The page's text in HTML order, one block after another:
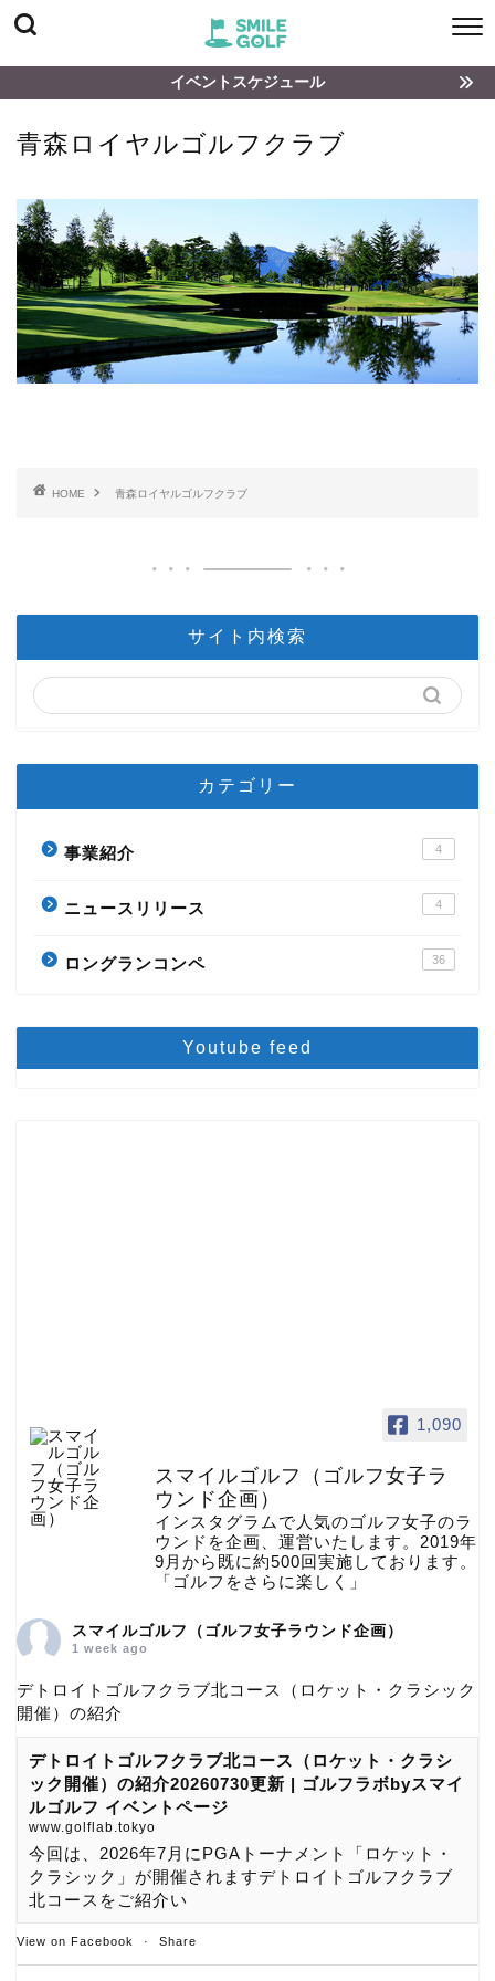
イベントスケジュール
青森ロイヤルゴルフクラブ
HOME 青森ロイヤルゴルフクラブ
サイト内検索
カテゴリー
事業紹介 4
ニュースリリース 4
ロングランコンペ 36
Youtube feed
1,090
スマイルゴルフ（ゴルフ女子ラ
ウンド企画）
インスタグラムで人気のゴルフ女子のラ
ウンドを企画、運営いたします。2019年
9月から既に約500回実施しております。
「ゴルフをさらに楽しく」
スマイルゴルフ（ゴルフ女子ラウンド企画）
1 week ago
デトロイトゴルフクラブ北コース（ロケット・クラシック
開催）の紹介
デトロイトゴルフクラブ北コース（ロケット・クラシ
ック開催）の紹介20260730更新 | ゴルフラボbyスマイ
ルゴルフ イベントページ
www.golflab.tokyo
今回は、2026年7月にPGAトーナメント「ロケット・
クラシック」が開催されますデトロイトゴルフクラブ
北コースをご紹介い
View on Facebook · Share